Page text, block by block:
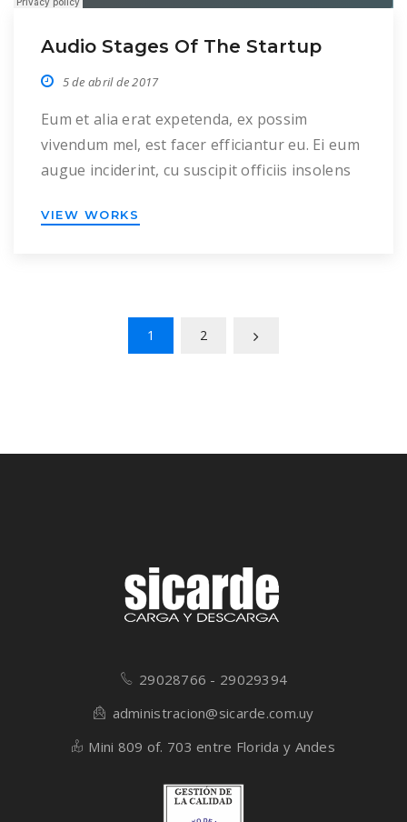
Audio Stages Of The Startup
5 de abril de 2017
Eum et alia erat expetenda, ex possim
vivendum mel, est facer efficiantur eu. Ei eum
augue inciderint, cu suscipit officiis insolens
congue inermis. Cu pro dolor dolorem, reque
VIEW WORKS
1 2
29028766 - 29029394
administracion@sicarde.com.uy
Mini 809 of. 703 entre Florida y Andes